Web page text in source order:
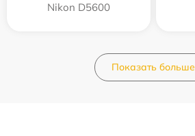
Nikon D5600
Показать больше